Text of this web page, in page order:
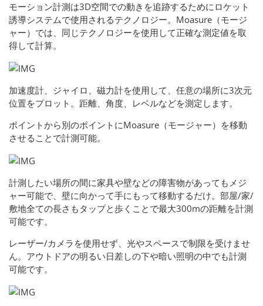
モーション計測は3D空間での動きを追跡するためにロケット
誘導システムで使用されるテクノロジー。Moasure（モージ
ャー）では、同じテクノロジーを使用して正確な測定値を取
得して計算。
加速度計、ジャイロ、磁力計を使用して、任意の場所に3次元
位置をプロット。距離、角度、レベルなどを測定します。
ポイントから別のポイントにMoasure（モージャー）を移動
させることで計測可能。
計測したい場所の間に家具や壁などの障害物があってもメジ
ャー可能で、壁に向かって手にもって移動するだけ。部屋/家/
敷地全ての長さもタップと歩くことで最大300mの距離を計測
可能です。
レーザー/カメラを使用せず、光やスペースで制限を受けませ
ん。アウトドアの明るい日差しの下や暗い照明の中でも計測
可能です。